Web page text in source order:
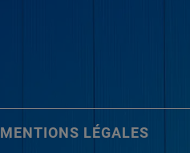
MENTIONS LÉGALES